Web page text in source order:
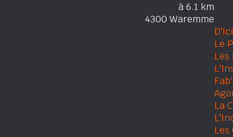
à 6.1 km
4300 Waremme
Le
Les
La
Les